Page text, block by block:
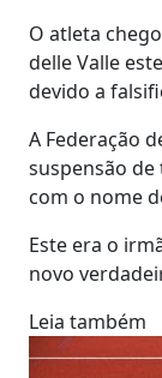
O atleta
delle Valle
devido a
A Federação
suspensão
com o nome
Este era o
novo
Leia também